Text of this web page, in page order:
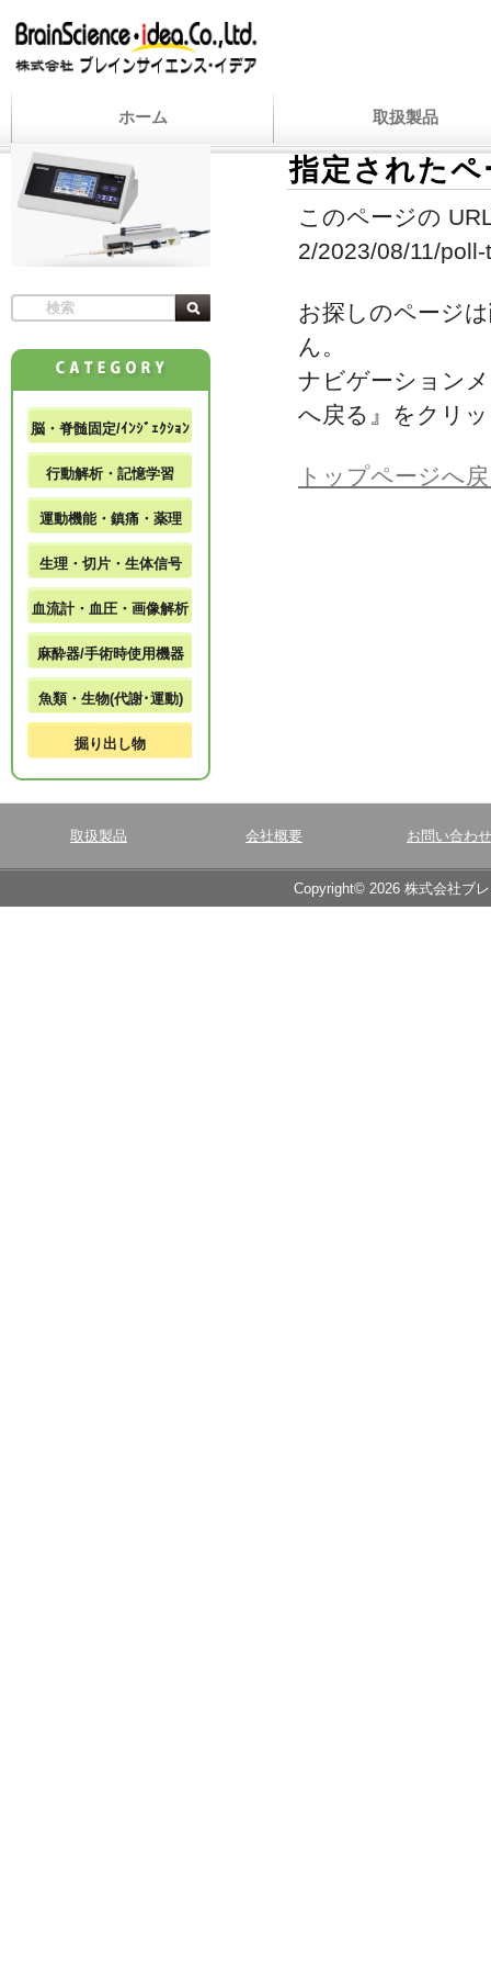
ホーム 取扱製品
指定された
このページの
2/2023/08/11/
お探しのページ
ん。
ナビゲーション
へ戻る』をクリ
トップページへ
脳・脊髄固定/ｲﾝｼﾞｪｸｼｮﾝ
行動解析・記憶学習
運動機能・鎮痛・薬理
生理・切片・生体信号
血流計・血圧・画像解析
麻酔器/手術時使用機器
魚類・生物(代謝･運動)
掘り出し物
取扱製品 会社概要 お問い合わせ
Copyright© 2026 株式会社ブ